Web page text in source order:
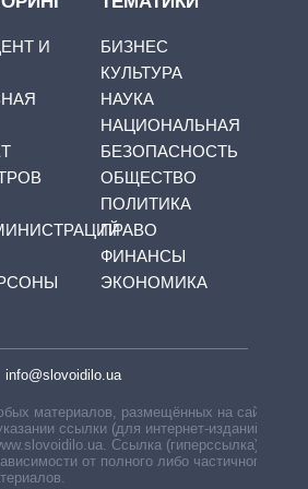
И
БИЗНЕС
КУЛЬТУРА
НАУКА
НАЦИОНАЛЬНАЯ
БЕЗОПАСНОСТЬ
ОБЩЕСТВО
ПОЛИТИКА
ПРАВО
ФИНАНСЫ
ЭКОНОМИКА
info@slovoidilo.ua
материалов, размещённых на сайте,
ссылки (для интернет-изданий —
Ссылка (гиперссылка)
от полного либо частичного